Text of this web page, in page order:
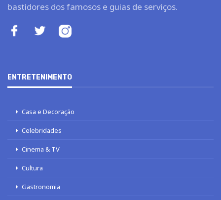
bastidores dos famosos e guias de serviços.
ENTRETENIMENTO
Casa e Decoração
Celebridades
Cinema & TV
Cultura
Gastronomia